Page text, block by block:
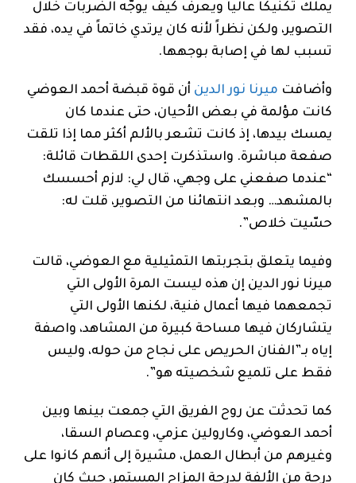
يملك تكنيكاً عالياً ويعرف كيف يوجّه الضربات خلال
التصوير، ولكن نظراً لأنه كان يرتدي خاتماً في يده، فقد
تسبب لها في إصابة بوجهها.
وأضافت ميرنا نور الدين أن قوة قبضة أحمد العوضي
كانت مؤلمة في بعض الأحيان، حتى عندما كان
يمسك بيدها، إذ كانت تشعر بالألم أكثر مما إذا تلقت
صفعة مباشرة. واستذكرت إحدى اللقطات قائلة:
“عندما صفعني على وجهي، قال لي: لازم أحسسك
بالمشهد… وبعد انتهائنا من التصوير، قلت له:
حسّيت خلاص”.
وفيما يتعلق بتجربتها التمثيلية مع العوضي، قالت
ميرنا نور الدين إن هذه ليست المرة الأولى التي
تجمعهما فيها أعمال فنية، لكنها الأولى التي
يتشاركان فيها مساحة كبيرة من المشاهد، واصفة
إياه بـ”الفنان الحريص على نجاح من حوله، وليس
فقط على تلميع شخصيته هو”.
كما تحدثت عن روح الفريق التي جمعت بينها وبين
أحمد العوضي، وكارولين عزمي، وعصام السقا،
وغيرهم من أبطال العمل، مشيرة إلى أنهم كانوا على
درجة من الألفة لدرجة المزاح المستمر، حيث كان